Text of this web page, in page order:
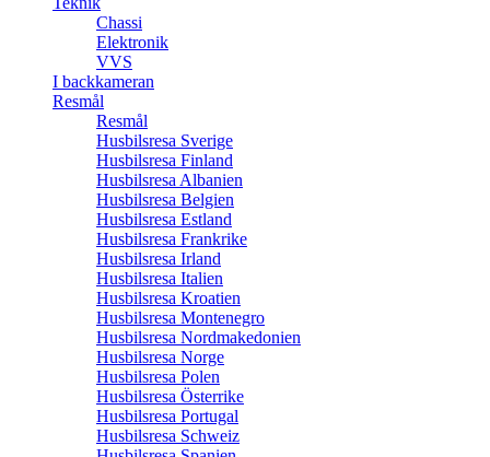
Chassi
Elektronik
VVS
I backkameran
Resmål
Resmål
Husbilsresa Sverige
Husbilsresa Finland
Husbilsresa Albanien
Husbilsresa Belgien
Husbilsresa Estland
Husbilsresa Frankrike
Husbilsresa Irland
Husbilsresa Italien
Husbilsresa Kroatien
Husbilsresa Montenegro
Husbilsresa Nordmakedonien
Husbilsresa Norge
Husbilsresa Polen
Husbilsresa Österrike
Husbilsresa Portugal
Husbilsresa Schweiz